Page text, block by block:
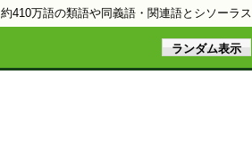
約410万語の類語や同義語・関連語とシソーラス